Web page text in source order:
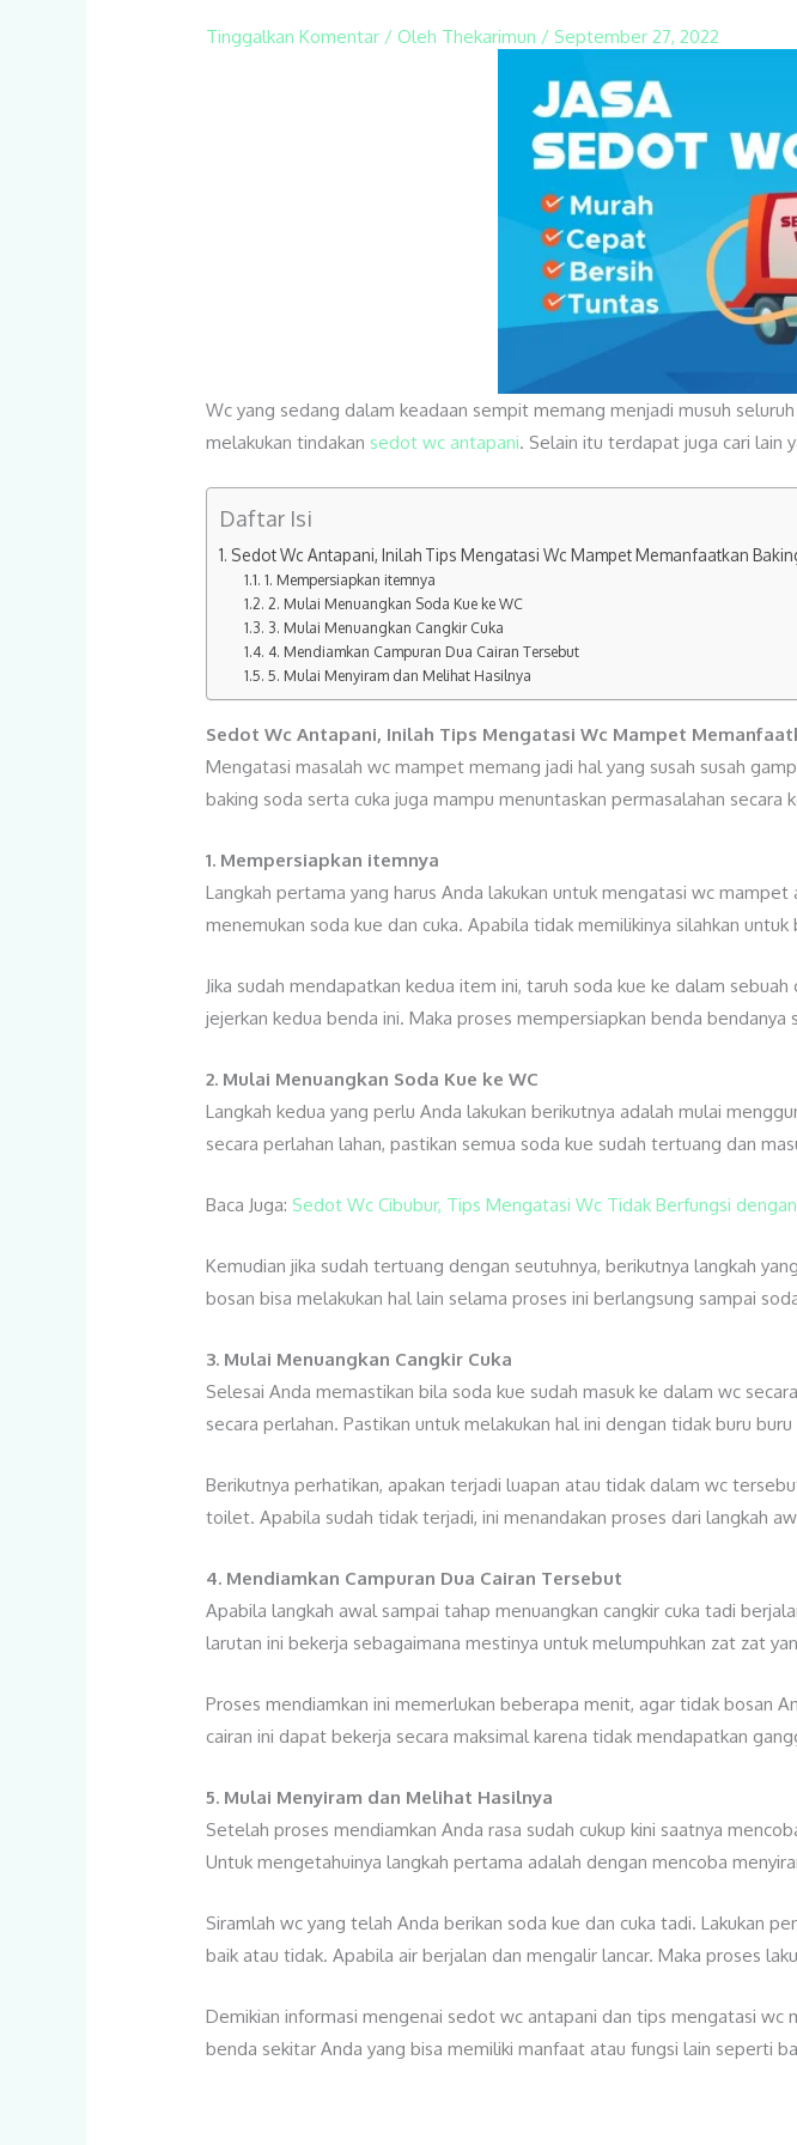
Tinggalkan Komentar / Oleh Thekarimun / September 27, 2022
Wc yang sedang dalam keadaan sempit memang menjadi musuh
melakukan tindakan sedot wc antapani. Selain itu terdapat juga cari lain
Daftar Isi
Sedot Wc Antapani, Inilah Tips Mengatasi Wc Mampet Memanfaatkan
1. Mempersiapkan itemnya
2. Mulai Menuangkan Soda Kue ke WC
3. Mulai Menuangkan Cangkir Cuka
4. Mendiamkan Campuran Dua Cairan Tersebut
5. Mulai Menyiram dan Melihat Hasilnya
Sedot Wc Antapani, Inilah Tips Mengatasi Wc Mampet
Mengatasi masalah wc mampet memang jadi hal yang susah susah
baking soda serta cuka juga mampu menuntaskan permasalahan secara
1. Mempersiapkan itemnya
Langkah pertama yang harus Anda lakukan untuk mengatasi wc
menemukan soda kue dan cuka. Apabila tidak memilikinya silahkan
Jika sudah mendapatkan kedua item ini, taruh soda kue ke dalam
jejerkan kedua benda ini. Maka proses mempersiapkan benda bendanya
2. Mulai Menuangkan Soda Kue ke WC
Langkah kedua yang perlu Anda lakukan berikutnya adalah mulai
secara perlahan lahan, pastikan semua soda kue sudah tertuang dan
Baca Juga: Sedot Wc Cibubur, Tips Mengatasi Wc Tidak Berfungsi
Kemudian jika sudah tertuang dengan seutuhnya, berikutnya langkah
bosan bisa melakukan hal lain selama proses ini berlangsung sampai
3. Mulai Menuangkan Cangkir Cuka
Selesai Anda memastikan bila soda kue sudah masuk ke dalam wc
secara perlahan. Pastikan untuk melakukan hal ini dengan tidak buru
Berikutnya perhatikan, apakan terjadi luapan atau tidak dalam wc
toilet. Apabila sudah tidak terjadi, ini menandakan proses dari langkah
4. Mendiamkan Campuran Dua Cairan Tersebut
Apabila langkah awal sampai tahap menuangkan cangkir cuka tadi
larutan ini bekerja sebagaimana mestinya untuk melumpuhkan zat zat
Proses mendiamkan ini memerlukan beberapa menit, agar tidak bosan
cairan ini dapat bekerja secara maksimal karena tidak mendapatkan
5. Mulai Menyiram dan Melihat Hasilnya
Setelah proses mendiamkan Anda rasa sudah cukup kini saatnya
Untuk mengetahuinya langkah pertama adalah dengan mencoba
Siramlah wc yang telah Anda berikan soda kue dan cuka tadi. Lakukan
baik atau tidak. Apabila air berjalan dan mengalir lancar. Maka proses
Demikian informasi mengenai sedot wc antapani dan tips mengatasi
benda sekitar Anda yang bisa memiliki manfaat atau fungsi lain seperti